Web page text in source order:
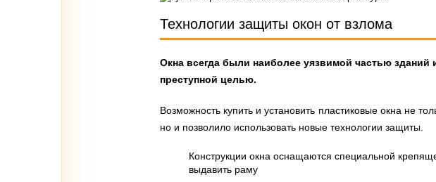
Технологии защиты окон от взлома
Окна всегда были наиболее уязвимой частью
преступной целью.
Возможность купить и установить пластиковые окна не
но и позволило использовать новые технологии защиты.
Конструкции окна оснащаются специальной
выдавить раму